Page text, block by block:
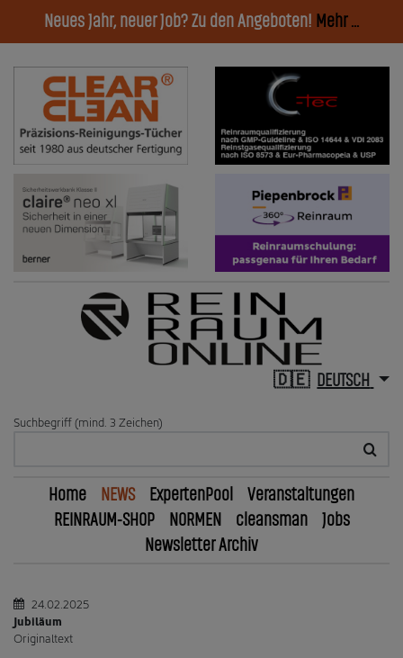
Neues Jahr, neuer Job? Zu den Angeboten! Mehr ...
DEUTSCH
Suchbegriff (mind. 3 Zeichen)
Home NEWS ExpertenPool
Veranstaltungen
REINRAUM-SHOP
NORMEN cleansman
Jobs
Newsletter Archiv
24.02.2025
Jubiläum
Originaltext